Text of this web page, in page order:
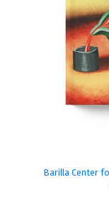
Barilla Center